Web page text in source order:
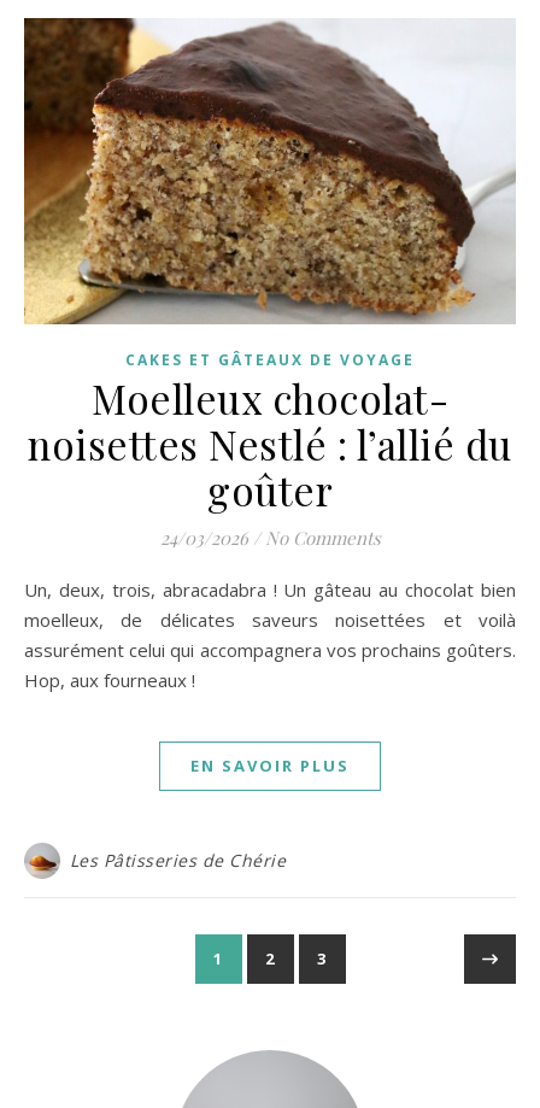
CAKES ET GÂTEAUX DE VOYAGE
Moelleux chocolat-
noisettes Nestlé : l’allié du
goûter
24/03/2026 / No Comments
Un, deux, trois, abracadabra ! Un gâteau au chocolat bien
moelleux, de délicates saveurs noisettées et voilà
assurément celui qui accompagnera vos prochains goûters.
Hop, aux fourneaux !
EN SAVOIR PLUS
Les Pâtisseries de Chérie
1 2 3